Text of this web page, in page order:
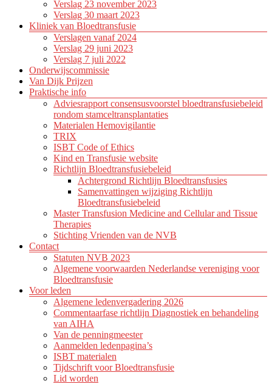
Verslag 23 november 2023
Verslag 30 maart 2023
Kliniek van Bloedtransfusie
Verslagen vanaf 2024
Verslag 29 juni 2023
Verslag 7 juli 2022
Onderwijscommissie
Van Dijk Prijzen
Praktische info
Adviesrapport consensusvoorstel bloedtransfusiebeleid
rondom stamceltransplantaties
Materialen Hemovigilantie
TRIX
ISBT Code of Ethics
Kind en Transfusie website
Richtlijn Bloedtransfusiebeleid
Achtergrond Richtlijn Bloedtransfusies
Samenvattingen wijziging Richtlijn
Bloedtransfusiebeleid
Master Transfusion Medicine and Cellular and Tissue
Therapies
Stichting Vrienden van de NVB
Contact
Statuten NVB 2023
Algemene voorwaarden Nederlandse vereniging voor
Bloedtransfusie
Voor leden
Algemene ledenvergadering 2026
Commentaarfase richtlijn Diagnostiek en behandeling
van AIHA
Van de penningmeester
Aanmelden ledenpagina’s
ISBT materialen
Tijdschrift voor Bloedtransfusie
Lid worden